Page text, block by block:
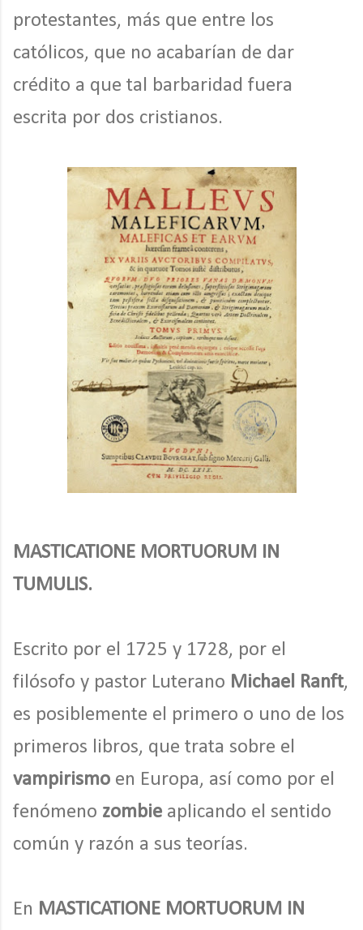
protestantes, más que entre los
católicos, que no acabarían de dar
crédito a que tal barbaridad fuera
escrita por dos cristianos.
MASTICATIONE MORTUORUM IN
TUMULIS.
Escrito por el 1725 y 1728, por el
filósofo y pastor Luterano Michael Ranft,
es posiblemente el primero o uno de los
primeros libros, que trata sobre el
vampirismo en Europa, así como por el
fenómeno zombie aplicando el sentido
común y razón a sus teorías.
En MASTICATIONE MORTUORUM IN